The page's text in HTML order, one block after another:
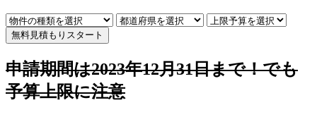
無料見積もりスタート
申請期間は2023年12月31日まで！でも
予算上限に注意